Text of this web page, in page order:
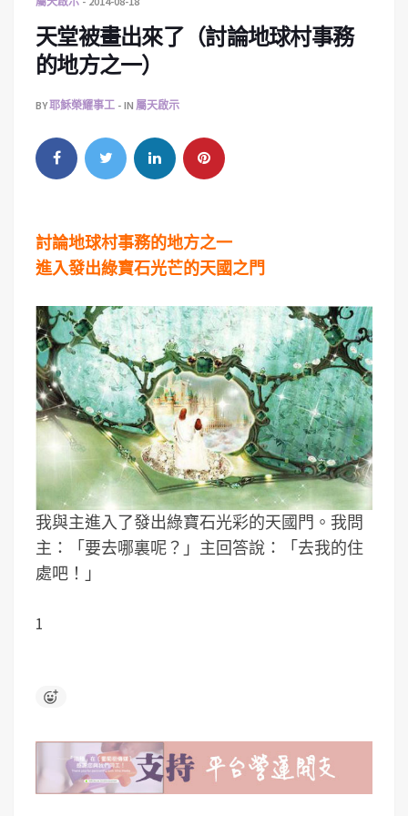
天堂被畫出來了（討論地球村事務
的地方之一）
BY耶穌榮耀事工 IN 屬天啟示
討論地球村事務的地方之一
進入發出綠寶石光芒的天國之門
我與主進入了發出綠寶石光彩的天國門。我問
主：「要去哪裏呢？」主回答說：「去我的住
處吧！」
1